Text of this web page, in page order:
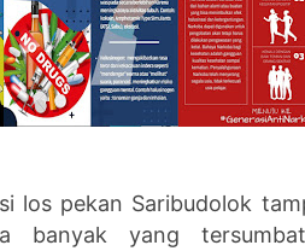
los pekan Saribudolok
banyak yang